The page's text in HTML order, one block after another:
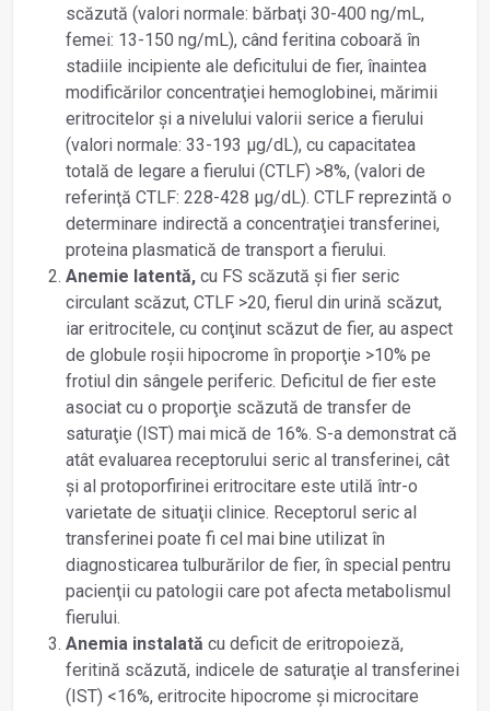
scăzută (valori normale: bărbaţi 30-400 ng/mL,
femei: 13-150 ng/mL), când feritina coboară în
stadiile incipiente ale deficitului de fier, înaintea
modificărilor concentraţiei hemoglobinei, mărimii
eritrocitelor și a nivelului valorii serice a fierului
(valori normale: 33-193 µg/dL), cu capacitatea
totală de legare a fierului (CTLF) >8%, (valori de
referinţă CTLF: 228-428 µg/dL). CTLF reprezintă o
determinare indirectă a concentraţiei transferinei,
proteina plasmatică de transport a fierului.
Anemie latentă, cu FS scăzută și fier seric
circulant scăzut, CTLF >20, fierul din urină scăzut,
iar eritrocitele, cu conţinut scăzut de fier, au aspect
de globule roșii hipocrome în proporţie >10% pe
frotiul din sângele periferic. Deficitul de fier este
asociat cu o proporţie scăzută de transfer de
saturaţie (IST) mai mică de 16%. S-a demonstrat că
atât evaluarea receptorului seric al transferinei, cât
și al protoporfirinei eritrocitare este utilă într-o
varietate de situaţii clinice. Receptorul seric al
transferinei poate fi cel mai bine utilizat în
diagnosticarea tulburărilor de fier, în special pentru
pacienţii cu patologii care pot afecta metabolismul
fierului.
Anemia instalată cu deficit de eritropoieză,
feritină scăzută, indicele de saturaţie al transferinei
(IST) <16%, eritrocite hipocrome și microcitare